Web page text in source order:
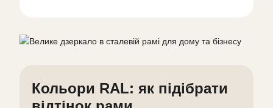
Кольори RAL: як підібрати